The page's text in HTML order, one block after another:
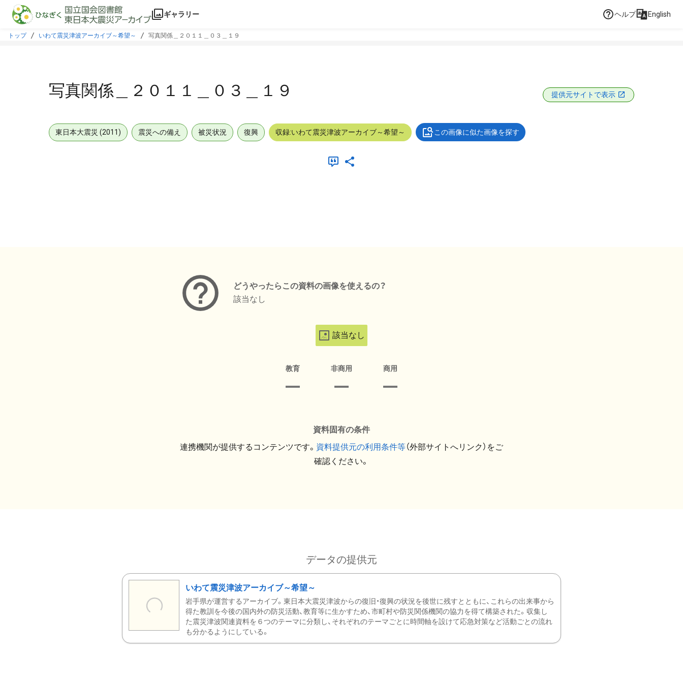
本文に飛ぶ
ギャラリー ヘルプ English
トップ いわて震災津波アーカイブ～希望～ 写真関係＿２０１１＿０３＿１９
写真関係＿２０１１＿０３＿１９ 提供元サイトで表示
東日本大震災 (2011) 震災への備え 被災状況 復興 収録:いわて震災津波アーカイブ～希望～ この画像に似た画像を探す
どうやったらこの資料の画像を使えるの？
該当なし
該当なし
教育 非商用 商用
資料固有の条件
連携機関が提供するコンテンツです。 資料提供元の利用条件等（外部サイトへリンク）をご
確認ください。
データの提供元
いわて震災津波アーカイブ～希望～
岩手県が運営するアーカイブ。東日本大震災津波からの復旧・復興の状況を後世に残すとともに、これらの出来事から
得た教訓を今後の国内外の防災活動、教育等に生かすため、市町村や防災関係機関の協力を得て構築された。収集し
た震災津波関連資料を６つのテーマに分類し、それぞれのテーマごとに時間軸を設けて応急対策など活動ごとの流れ
も分かるようにしている。